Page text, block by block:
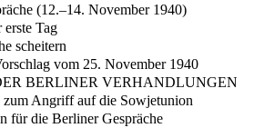
(12.–14. November 1940)
Tag
scheitern
vom 25. November 1940
BERLINER VERHANDLUNGEN
zum Angriff auf die Sowjetunion
für die Berliner Gespräche